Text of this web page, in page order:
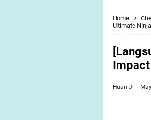
Home
Ultimate
Impact
Huan Jr